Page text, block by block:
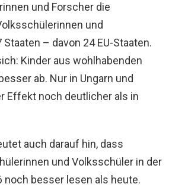
und Forscher die
und
– davon 24 EU-Staaten.
Kinder aus wohlhabenden
ab. Nur in Ungarn und
Effekt noch deutlicher als in
auch darauf hin, dass
und Volksschüler in der
noch besser lesen als heute.